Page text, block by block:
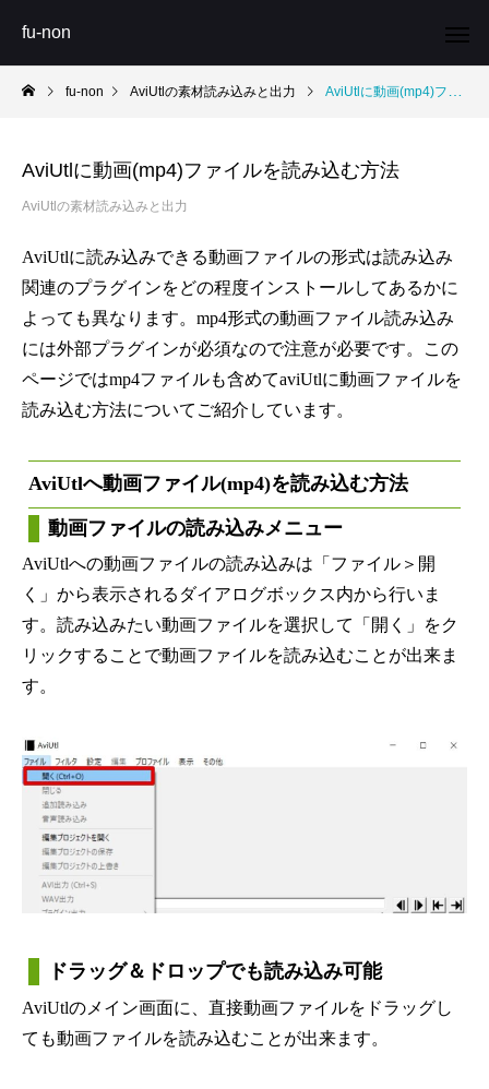
fu-non
fu-non AviUtlの素材読み込みと出力 AviUtlに動画(mp4)ファイルを読み込む方法
AviUtlに動画(mp4)ファイルを読み込む方法
AviUtlの素材読み込みと出力
AviUtlに読み込みできる動画ファイルの形式は読み込み
関連のプラグインをどの程度インストールしてあるかに
よっても異なります。mp4形式の動画ファイル読み込み
には外部プラグインが必須なので注意が必要です。この
ページではmp4ファイルも含めてaviUtlに動画ファイルを
読み込む方法についてご紹介しています。
AviUtlへ動画ファイル(mp4)を読み込む方法
動画ファイルの読み込みメニュー
AviUtlへの動画ファイルの読み込みは「ファイル＞開
く」から表示されるダイアログボックス内から行いま
す。読み込みたい動画ファイルを選択して「開く」をク
リックすることで動画ファイルを読み込むことが出来ま
す。
ドラッグ＆ドロップでも読み込み可能
AviUtlのメイン画面に、直接動画ファイルをドラッグし
ても動画ファイルを読み込むことが出来ます。